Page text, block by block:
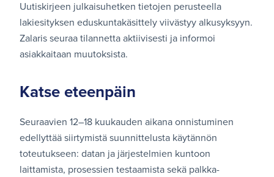
Uutiskirjeen julkaisuhetken tietojen perusteella
lakiesityksen eduskuntakäsittely viivästyy alkusyksyyn.
Zalaris seuraa tilannetta aktiivisesti ja informoi
asiakkaitaan muutoksista.
Katse eteenpäin
Seuraavien 12–18 kuukauden aikana onnistuminen
edellyttää siirtymistä suunnittelusta käytännön
toteutukseen: datan ja järjestelmien kuntoon
laittamista, prosessien testaamista sekä palkka-